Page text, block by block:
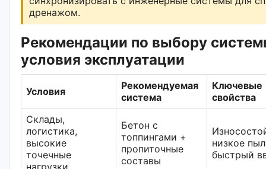
дренажом.
Рекомендации по выбору
условия эксплуатации
Условия
Рекомендуемая
система
Ключевые
свойства
Склады,
логистика,
высокие
точечные
нагрузки
Бетон с
топпингами +
пропиточные
составы
низкое
быстрый